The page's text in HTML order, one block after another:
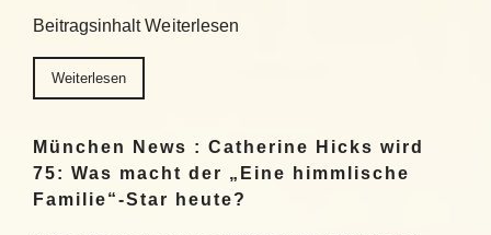
Beitragsinhalt Weiterlesen
Weiterlesen
München News : Catherine Hicks wird
75: Was macht der „Eine himmlische
Familie“-Star heute?